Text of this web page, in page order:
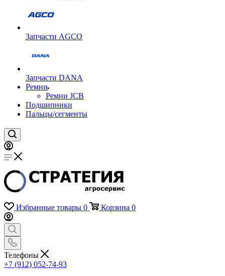
Запчасти AGCO
Запчасти DANA
Ремни
Ремни JCB
Подшипники
Пальцы/сегменты
Избранные товары 0 Корзина 0
Телефоны
+7 (912) 052-74-93